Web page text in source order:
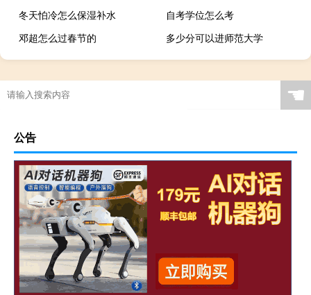
冬天怕冷怎么保湿补水
自考学位怎么考
邓超怎么过春节的
多少分可以进师范大学
☚
公告